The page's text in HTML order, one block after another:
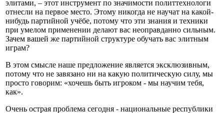
элитами, – этот инструмент по значимости политтехнологи
отнесли на первое место. Этому никогда не научат на какой-
нибудь партийной учёбе, потому что эти знания и техники
при умелом применении делают вас неоправданно сильным.
Зачем вашей же партийной структуре обучать вас элитным
играм?
В этом смысле наше предложение является эксклюзивным,
потому что не завязано ни на какую политическую силу, мы
просто говорим: «хочешь быть игроком - мы научим тебя,
как».
Очень острая проблема сегодня - национальные республики